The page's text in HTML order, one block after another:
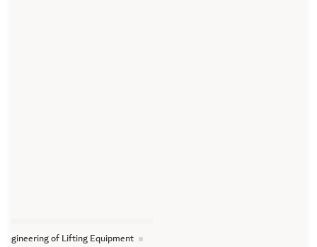
of Lifting Equipment